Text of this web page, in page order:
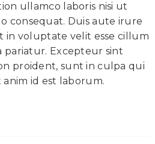
ullamco laboris nisi ut
consequat. Duis aute irure
in voluptate velit esse cillum
Excepteur sint
proident, sunt in culpa qui
id est laborum.